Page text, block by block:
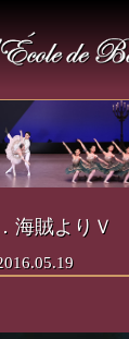
海賊よりＶ